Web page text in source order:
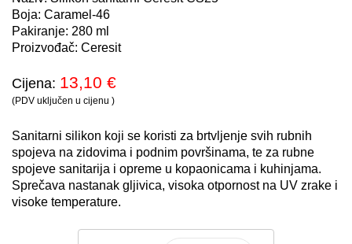
Boja: Caramel-46
Pakiranje: 280 ml
Proizvođač: Ceresit
Cijena: 13,10 €
(PDV uključen u cijenu )
Sanitarni silikon koji se koristi za brtvljenje svih rubnih
spojeva na zidovima i podnim površinama, te za rubne
spojeve sanitarija i opreme u kopaonicama i kuhinjama.
Sprečava nastanak gljivica, visoka otpornost na UV zrake i
visoke temperature.